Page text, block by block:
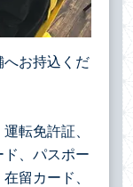
へお持込くだ
転免許証、
、パスポー
留カード、